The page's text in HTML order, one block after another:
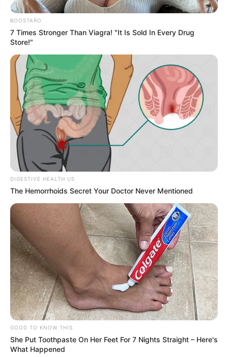
BOOSTARO
7 Times Stronger Than Viagra! "It Is Sold In Every Drug
Store!"
DIGESTIVE HEALTH US
The Hemorrhoids Secret Your Doctor Never Mentioned
GOOD TO KNOW THIS
She Put Toothpaste On Her Feet For 7 Nights Straight – Here's
What Happened